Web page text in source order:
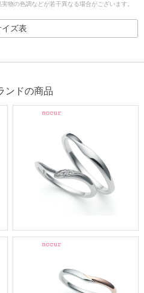
物の色調などが若干異なる場合がございます。
イズ表
ンドの商品